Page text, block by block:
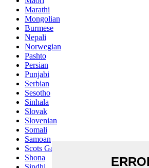
Marathi
Mongolian
Burmese
Nepali
Norwegian
Pashto
Persian
Punjabi
Serbian
Sesotho
Sinhala
Slovak
Slovenian
Somali
Samoan
Scots Gaelic
Shona